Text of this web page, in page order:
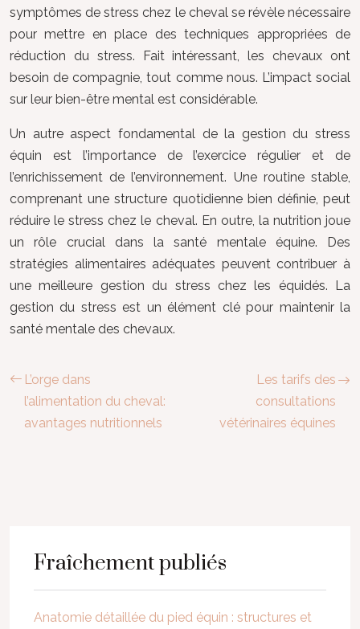
symptômes de stress chez le cheval se révèle nécessaire
pour mettre en place des techniques appropriées de
réduction du stress. Fait intéressant, les chevaux ont
besoin de compagnie, tout comme nous. L’impact social
sur leur bien-être mental est considérable.
Un autre aspect fondamental de la gestion du stress
équin est l’importance de l’exercice régulier et de
l’enrichissement de l’environnement. Une routine stable,
comprenant une structure quotidienne bien définie, peut
réduire le stress chez le cheval. En outre, la nutrition joue
un rôle crucial dans la santé mentale équine. Des
stratégies alimentaires adéquates peuvent contribuer à
une meilleure gestion du stress chez les équidés. La
gestion du stress est un élément clé pour maintenir la
santé mentale des chevaux.
L’orge dans
l’alimentation du cheval:
avantages nutritionnels
Les tarifs des
consultations
vétérinaires équines
Fraîchement publiés
Anatomie détaillée du pied équin : structures et